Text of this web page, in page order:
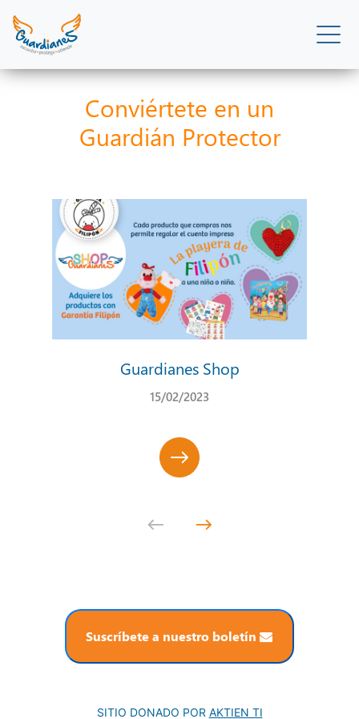
Conviértete en un
Guardián Protector
Guardianes Shop
15/02/2023
Suscríbete a nuestro boletín
SITIO DONADO POR AKTIEN TI